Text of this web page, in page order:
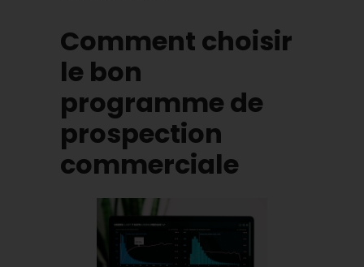
Comment choisir
le bon
programme de
prospection
commerciale